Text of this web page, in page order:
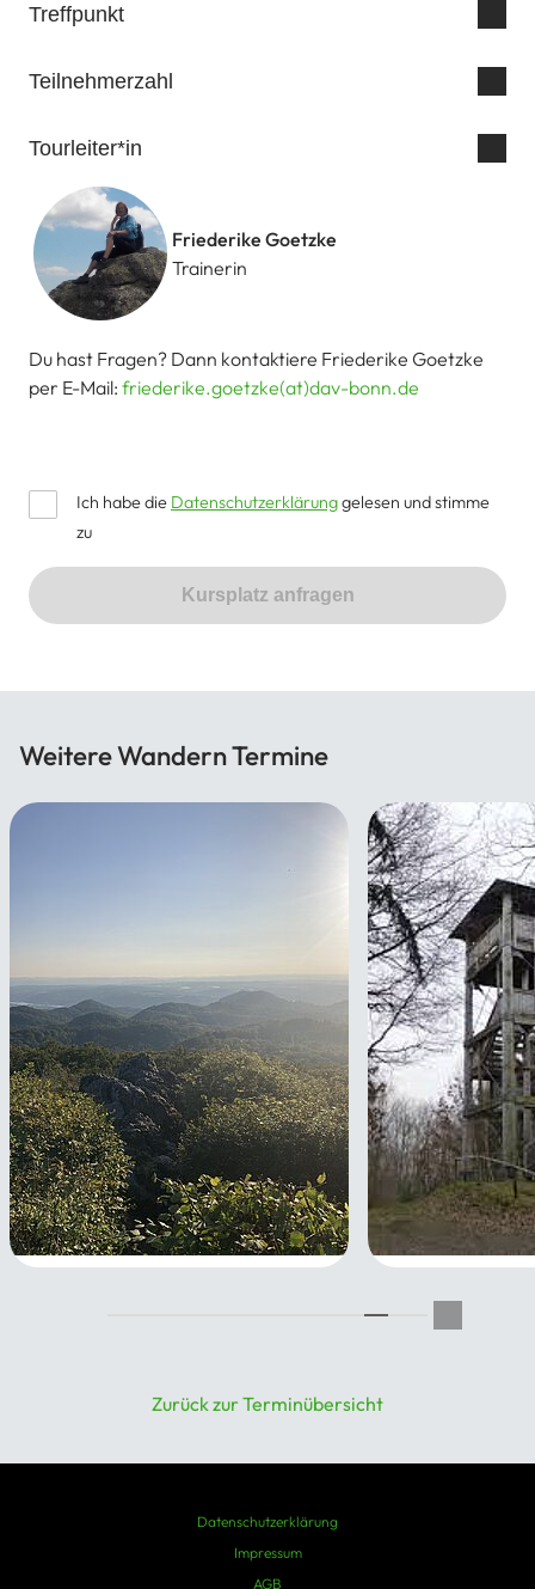
Treffpunkt
Teilnehmerzahl
Tourleiter*in
Friederike Goetzke
Trainerin
Du hast Fragen? Dann kontaktiere Friederike Goetzke
per E-Mail: friederike.goetzke(at)dav-bonn.de
Ich habe die Datenschutzerklärunggelesen und stimme
zu
Kursplatz anfragen
Weitere Wandern Termine
bis Dernau
Zurück zur Terminübersicht
Datenschutzerklärung
Impressum
AGB